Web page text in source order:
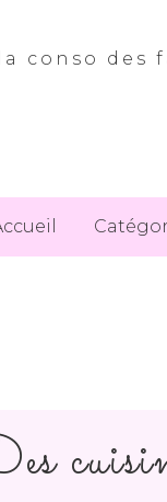
la conso des